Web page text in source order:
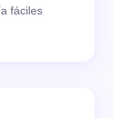
fáciles